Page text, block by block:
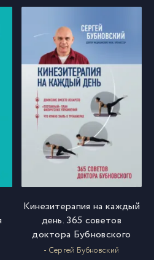
Кинезитерапия на каждый
день. 365 советов
доктора Бубновского
- Сергей Бубновский